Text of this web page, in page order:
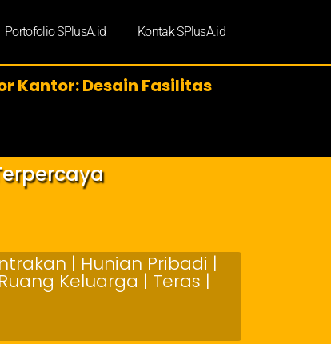
Portofolio SPlusA.id Kontak SPlusA.id
Kantor: Desain Fasilitas
| Hunian Pribadi |
Keluarga | Teras |